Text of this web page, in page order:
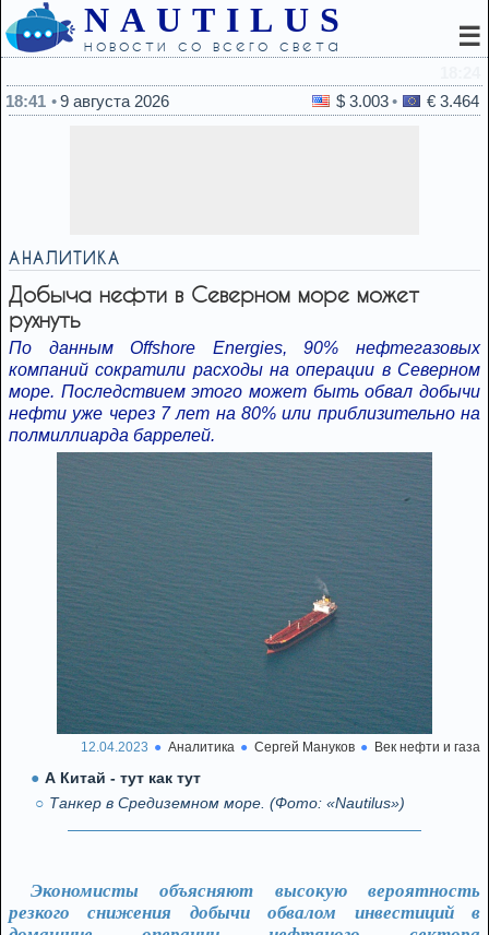
NAUTILUS
новости со всего света ☰
18:41
9 августа 2026 $ 3.003 € 3.464
АНАЛИТИКА
Добыча нефти в Северном море может
рухнуть
По данным Offshore Energies, 90% нефтегазовых
компаний сократили расходы на операции в Северном
море. Последствием этого может быть обвал добычи
нефти уже через 7 лет на 80% или приблизительно на
полмиллиарда баррелей.
12.04.2023 Аналитика Сергей Мануков Век нефти и газа
А Китай - тут как тут
Танкер в Средиземном море. (Фото: «Nautilus»)
Экономисты объясняют высокую вероятность
резкого снижения добычи обвалом инвестиций в